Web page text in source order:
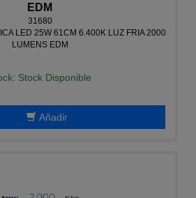
EDM
31680
LED 25W 61CM 6.400K LUZ FRIA 2000
LUMENS EDM
Stock Disponible
Añadir